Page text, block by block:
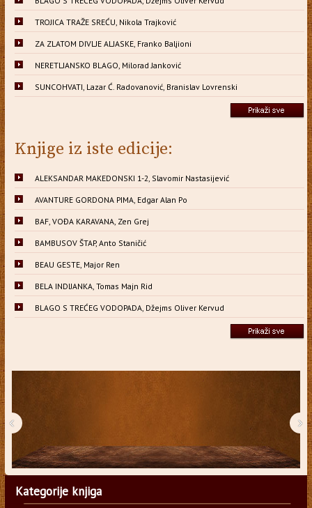
TROJICA TRAŽE SREĆU, Nikola Trajković
ZA ZLATOM DIVLJE ALJASKE, Franko Baljioni
NERETLJANSKO BLAGO, Milorad Janković
SUNCOHVATI, Lazar Ć. Radovanović, Branislav Lovrenski
Knjige iz iste edicije:
ALEKSANDAR MAKEDONSKI 1-2, Slavomir Nastasijević
AVANTURE GORDONA PIMA, Edgar Alan Po
BAF, VOĐA KARAVANA, Zen Grej
BAMBUSOV ŠTAP, Anto Staničić
BEAU GESTE, Major Ren
BELA INDIJANKA, Tomas Majn Rid
BLAGO S TREĆEG VODOPADA, Džejms Oliver Kervud
‹ ›
Kategorije knjiga